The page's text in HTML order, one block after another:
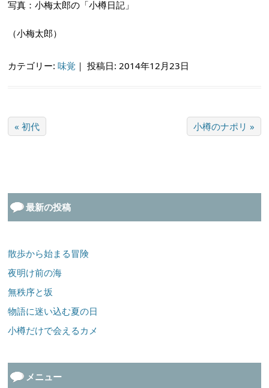
写真：小梅太郎の「小樽日記」
（小梅太郎）
カテゴリー:味覚 ｜投稿日: 2014年12月23日
« 初代 小樽のナポリ »
最新の投稿
散歩から始まる冒険
夜明け前の海
無秩序と坂
物語に迷い込む夏の日
小樽だけで会えるカメ
メニュー